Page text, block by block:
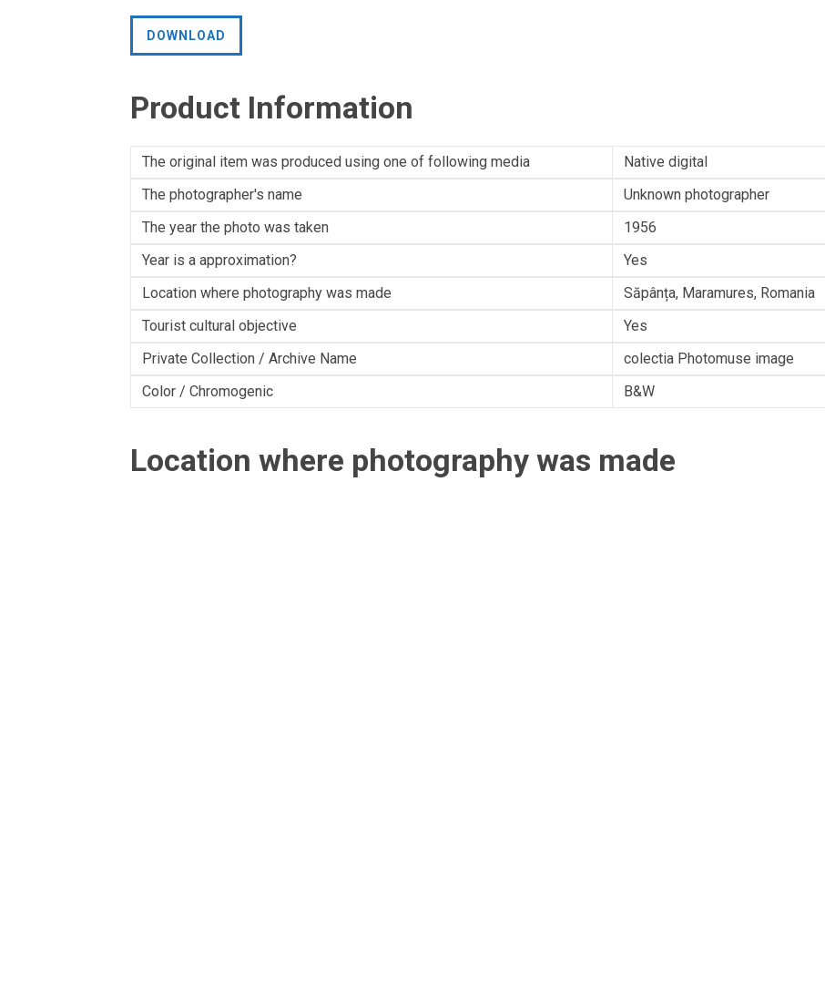
DOWNLOAD
Product Information
The original item was produced using one of following media
Native digital
The photographer's name
Unknown photographer
The year the photo was taken
1956
Year is a approximation?
Yes
Location where photography was made
Săpânța, Maramures, Romania
Tourist cultural objective
Yes
Private Collection / Archive Name
colectia Photomuse image
Color / Chromogenic
B&W
Location where photography was made